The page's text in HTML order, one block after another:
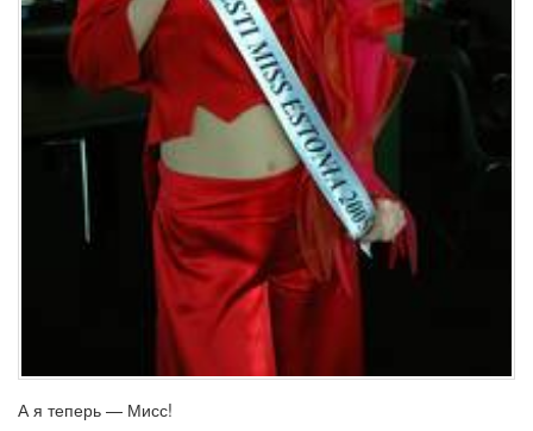
А я теперь — Мисс!